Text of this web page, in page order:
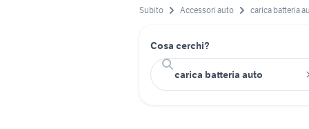
Subito Accessori auto carica batteria
Cosa cerchi?